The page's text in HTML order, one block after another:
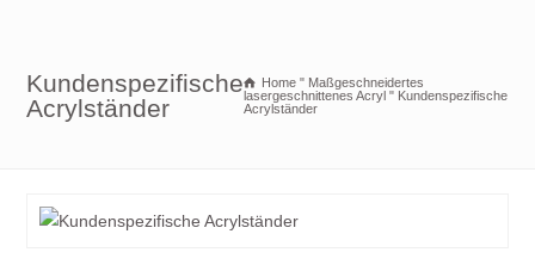
Kundenspezifische
Acrylständer
Home " Maßgeschneidertes
lasergeschnittenes Acryl " Kundenspezifische
Acrylständer